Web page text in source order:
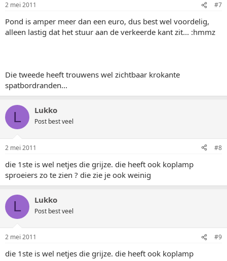
2 mei 2011 #7
Pond is amper meer dan een euro, dus best wel voordelig,
alleen lastig dat het stuur aan de verkeerde kant zit... :hmmz
Die tweede heeft trouwens wel zichtbaar krokante
spatbordranden...
L Lukko
Post best veel
2 mei 2011 #8
die 1ste is wel netjes die grijze. die heeft ook koplamp
sproeiers zo te zien ? die zie je ook weinig
L Lukko
Post best veel
2 mei 2011 #9
die 1ste is wel netjes die grijze. die heeft ook koplamp